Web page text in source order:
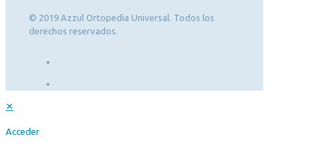
© 2019 Azzul Ortopedia Universal. Todos los
derechos reservados.
✕
Acceder